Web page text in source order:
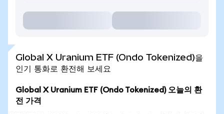
Global X Uranium ETF (Ondo Tokenized)을
인기 통화로 환전해 보세요
Global X Uranium ETF (Ondo Tokenized) 오늘의 환
전 가격